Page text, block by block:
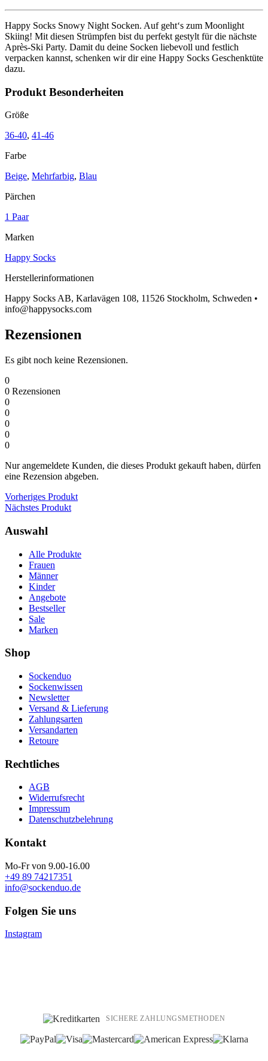
Happy Socks Snowy Night Socken. Auf geht‘s zum Moonlight
Skiing! Mit diesen Strümpfen bist du perfekt gestylt für die nächste
Après-Ski Party. Damit du deine Socken liebevoll und festlich
verpacken kannst, schenken wir dir eine Happy Socks Geschenktüte
dazu.
Produkt Besonderheiten
Größe
36-40, 41-46
Farbe
Beige, Mehrfarbig, Blau
Pärchen
1 Paar
Marken
Happy Socks
Herstellerinformationen
Happy Socks AB, Karlavägen 108, 11526 Stockholm, Schweden •
info@happysocks.com
Rezensionen
Es gibt noch keine Rezensionen.
0
0 Rezensionen
0
0
0
0
0
Nur angemeldete Kunden, die dieses Produkt gekauft haben, dürfen
eine Rezension abgeben.
Vorheriges Produkt
Nächstes Produkt
Auswahl
Alle Produkte
Frauen
Männer
Kinder
Angebote
Bestseller
Sale
Marken
Shop
Sockenduo
Sockenwissen
Newsletter
Versand & Lieferung
Zahlungsarten
Versandarten
Retoure
Rechtliches
AGB
Widerrufsrecht
Impressum
Datenschutzbelehrung
Kontakt
Mo-Fr von 9.00-16.00
+49 89 74217351
info@sockenduo.de
Folgen Sie uns
Instagram
SICHERE ZAHLUNGSMETHODEN